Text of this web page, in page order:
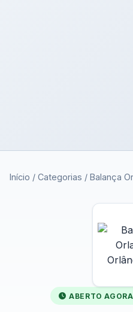
Início / Categorias / Balança
ABERTO AGORA